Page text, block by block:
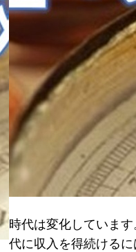
時代は変化していま
代に収入を得続ける